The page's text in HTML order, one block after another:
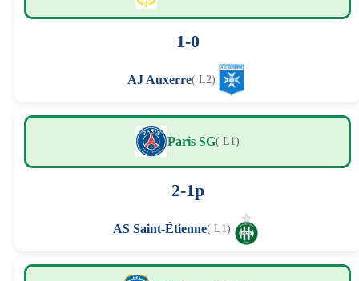
1-0
AJ Auxerre( L2)
Paris SG( L1)
2-1p
AS Saint-Étienne( L1)